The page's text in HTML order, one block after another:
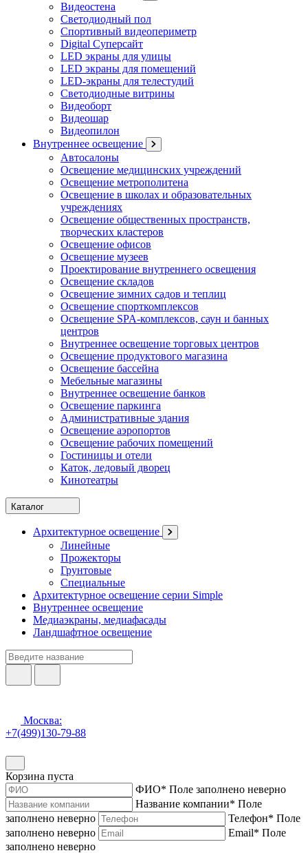
Видеостена
Светодиодный пол
Спортивный видеопериметр
Digital Суперсайт
LED экраны для улицы
LED экраны для помещений
LED-экраны для телестудий
Светодиодные витрины
Видеоборт
Видеошар
Видеопилон
Внутреннее освещение
Автосалоны
Освещение медицинских учреждений
Освещение метрополитена
Освещение в школах и образовательных
учреждениях
Освещение общественных пространств,
творческих кластеров
Освещение офисов
Освещение музеев
Проектирование внутреннего освещения
Освещение складов
Освещение зимних садов и теплиц
Освещение спорткомплексов
Освещение SPA-комплексов, саун и банных
центров
Внутреннее освещение торговых центров
Освещение продуктового магазина
Освещение бассейна
Мебельные магазины
Внутреннее освещение банков
Освещение паркинга
Административные здания
Освещение аэропортов
Освещение рабочих помещений
Гостиницы и отели
Каток, ледовый дворец
Кинотеатры
Каталог
Архитектурное освещение
Линейные
Прожекторы
Грунтовые
Специальные
Архитектурное освещение серии Simple
Внутреннее освещение
Медиаэкраны, медиафасады
Ландшафтное освещение
Москва:
+7(499)130-79-88
Корзина пуста
ФИО* Поле заполнено неверно
Название компании* Поле
заполнено неверно
Телефон* Поле
заполнено неверно
Email* Поле
заполнено неверно